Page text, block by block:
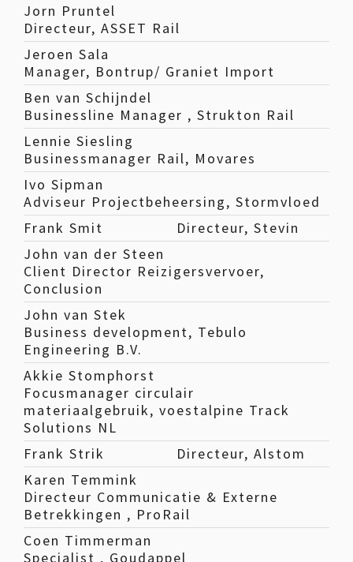
Jorn Pruntel
Directeur, ASSET Rail
Jeroen Sala
Manager, Bontrup/ Graniet Import
Ben van Schijndel
Businessline Manager , Strukton Rail
Lennie Siesling
Businessmanager Rail, Movares
Ivo Sipman
Adviseur Projectbeheersing, Stormvloed
Frank Smit
Directeur, Stevin
John van der Steen
Client Director Reizigersvervoer,
Conclusion
John van Stek
Business development, Tebulo
Engineering B.V.
Akkie Stomphorst
Focusmanager circulair
materiaalgebruik, voestalpine Track
Solutions NL
Frank Strik
Directeur, Alstom
Karen Temmink
Directeur Communicatie & Externe
Betrekkingen , ProRail
Coen Timmerman
Specialist , Goudappel